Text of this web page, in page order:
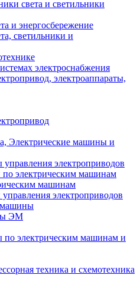
света и светильники
и энергосбережение
светильники и
электроснабжения
электроаппараты,
Электрические машины и
электроприводов
электрическим машинам
машинам
электроприводов
машины
ЭМ
по электрическим машинам и
техника и схемотехника